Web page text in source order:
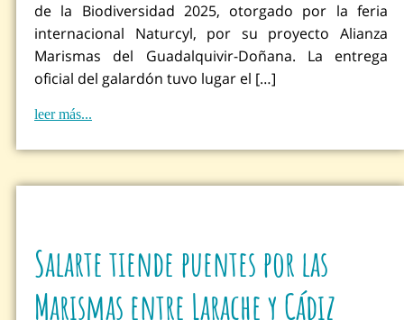
de la Biodiversidad 2025, otorgado por la feria
internacional Naturcyl, por su proyecto Alianza
Marismas del Guadalquivir-Doñana. La entrega
oficial del galardón tuvo lugar el […]
leer más...
Salarte tiende puentes por las
Marismas entre Larache y Cádiz